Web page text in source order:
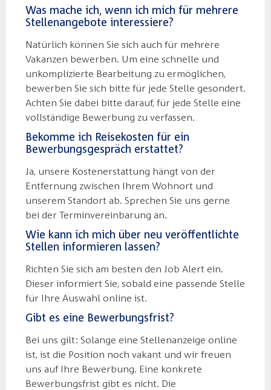
Was mache ich, wenn ich mich für mehrere
Stellenangebote interessiere?
Natürlich können Sie sich auch für mehrere
Vakanzen bewerben. Um eine schnelle und
unkomplizierte Bearbeitung zu ermöglichen,
bewerben Sie sich bitte für jede Stelle gesondert.
Achten Sie dabei bitte darauf, für jede Stelle eine
vollständige Bewerbung zu verfassen.
Bekomme ich Reisekosten für ein
Bewerbungsgespräch erstattet?
Ja, unsere Kostenerstattung hängt von der
Entfernung zwischen Ihrem Wohnort und
unserem Standort ab. Sprechen Sie uns gerne
bei der Terminvereinbarung an.
Wie kann ich mich über neu veröffentlichte
Stellen informieren lassen?
Richten Sie sich am besten den Job Alert ein.
Dieser informiert Sie, sobald eine passende Stelle
für Ihre Auswahl online ist.
Gibt es eine Bewerbungsfrist?
Bei uns gilt: Solange eine Stellenanzeige online
ist, ist die Position noch vakant und wir freuen
uns auf Ihre Bewerbung. Eine konkrete
Bewerbungsfrist gibt es nicht. Die